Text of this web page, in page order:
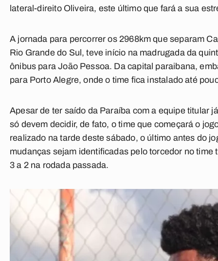
lateral-direito Oliveira, este último que fará a sua
A jornada para percorrer os 2968km que separam
Rio Grande do Sul, teve início na madrugada da
ônibus para João Pessoa. Da capital paraibana,
para Porto Alegre, onde o time fica instalado até
Apesar de ter saído da Paraíba com a equipe titular
só devem decidir, de fato, o time que começará o
realizado na tarde deste sábado, o último antes do
mudanças sejam identificadas pelo torcedor no
3 a 2 na rodada passada.